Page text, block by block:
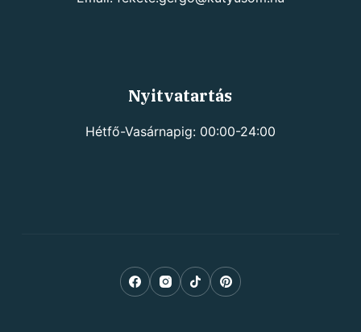
Nyitvatartás
Hétfő-Vasárnapig: 00:00-24:00